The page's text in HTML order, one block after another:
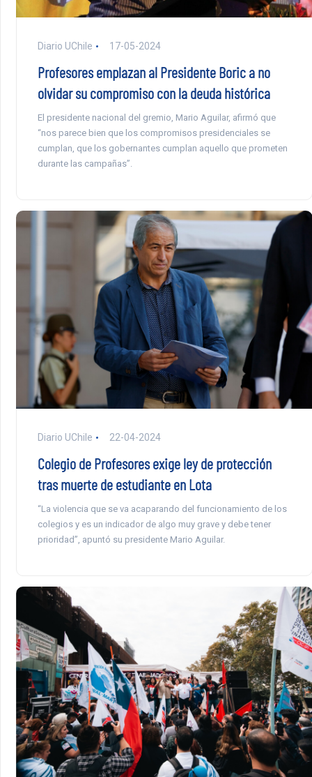
Diario UChile 17-05-2024
Profesores emplazan al Presidente Boric a no
olvidar su compromiso con la deuda histórica
El presidente nacional del gremio, Mario Aguilar, afirmó que
“nos parece bien que los compromisos presidenciales se
cumplan, que los gobernantes cumplan aquello que prometen
durante las campañas”.
Diario UChile 22-04-2024
Colegio de Profesores exige ley de protección
tras muerte de estudiante en Lota
“La violencia que se va acaparando del funcionamiento de los
colegios y es un indicador de algo muy grave y debe tener
prioridad”, apuntó su presidente Mario Aguilar.